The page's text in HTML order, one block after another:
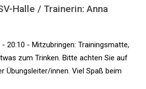
Halle / Trainerin: Anna
- 20:10 - Mitzubringen: Trainingsmatte,
zum Trinken. Bitte achten Sie auf
Übungsleiter/innen. Viel Spaß beim